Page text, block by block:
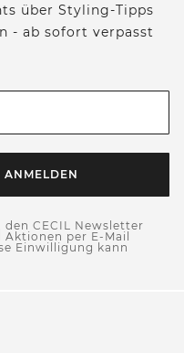
über Styling-Tipps
- ab sofort verpasst
ANMELDEN
CECIL Newsletter
per E-Mail
Einwilligung kann